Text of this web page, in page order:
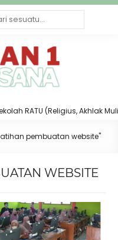
RATU (Religius, Akhlak
pembuatan website"
WEBSITE